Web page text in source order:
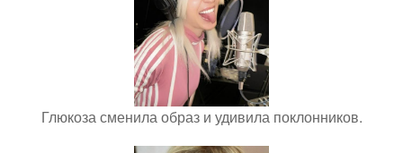
Глюкоза сменила образ и удивила поклонников.